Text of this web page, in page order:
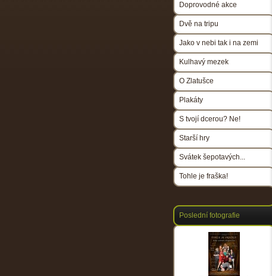
Doprovodné akce
Dvě na tripu
Jako v nebi tak i na zemi
Kulhavý mezek
O Zlatušce
Plakáty
S tvojí dcerou? Ne!
Starší hry
Svátek šepotavých...
Tohle je fraška!
Poslední fotografie